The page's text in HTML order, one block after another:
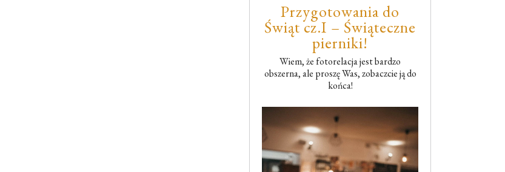
Przygotowania do
Świąt cz.I – Świąteczne
pierniki!
Wiem, że fotorelacja jest bardzo
obszerna, ale proszę Was, zobaczcie ją do
końca!